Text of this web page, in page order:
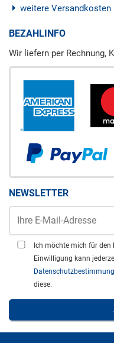
weitere Versandkosten
BEZAHLINFO
Wir liefern per Rechnung,
NEWSLETTER
Ich möchte mich für den
Einwilligung kann
diese.